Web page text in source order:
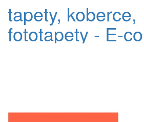
tapety, koberce,
fototapety - E-